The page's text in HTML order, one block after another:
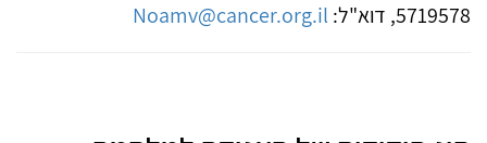
5719578, דוא"ל:
Noamv@cancer.org.il